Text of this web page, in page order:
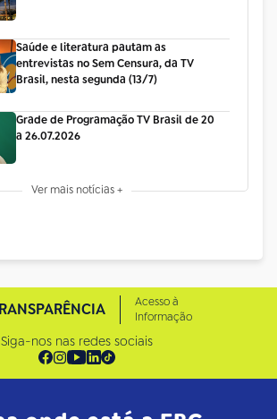
Saúde e literatura pautam as
entrevistas no Sem Censura, da TV
Brasil, nesta segunda (13/7)
Grade de Programação TV Brasil de 20
a 26.07.2026
Ver mais notícias +
Acesso à
Informação
Siga-nos nas redes sociais